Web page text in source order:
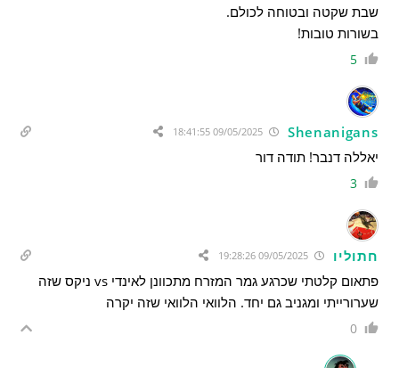
שבת שקטה ובטוחה לכולם.
בשורות טובות!
5
Shenanigans
09/05/2025 18:41:55
יאללה דנבר! תודה דור
3
חתוליו
פתאום קלטתי שכרגע גמר המזרח מתכוונן לאינדי vs ניקס שזה
שערורייתי ומגניב גם יחד. הלוואי הלוואי שזה יקרה
0